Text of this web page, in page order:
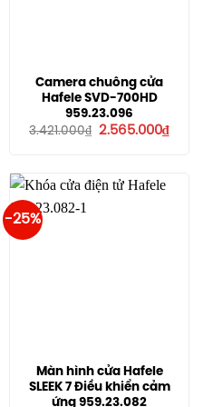
Camera chuông cửa
Hafele SVD-700HD
959.23.096
3.421.000₫
Giá
2.565.000₫Giá
hiện
-25%
Màn hình cửa Hafele
SLEEK 7 Điều khiển cảm
ứng 959.23.082